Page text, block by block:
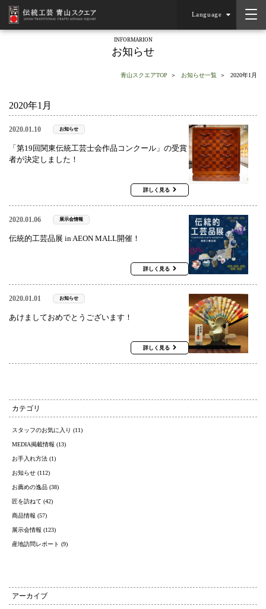
Language
INFORMARION
お知らせ
青山スクエアTOP お知らせ一覧 2020年1月
2020年1月
2020.01.10 お知らせ
「第19回関東伝統工芸士会作品コンクール」の受賞
者が決定しました！
詳しく見る
2020.01.06 展示会情報
伝統的工芸品展 in AEON MALL開催！
詳しく見る
2020.01.01 お知らせ
あけましておめでとうございます！
詳しく見る
カテゴリ
スタッフのお気に入り (11)
MEDIA掲載情報 (13)
お手入れ方法 (1)
お知らせ (112)
お薦めの逸品 (38)
匠を訪ねて (42)
商品情報 (57)
展示会情報 (123)
産地訪問レポート (9)
アーカイブ